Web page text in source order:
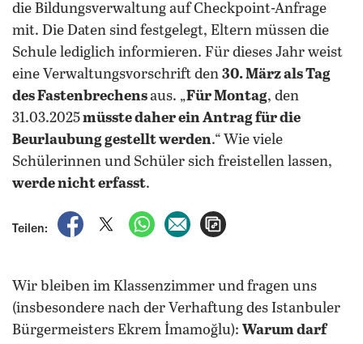
die Bildungsverwaltung auf Checkpoint-Anfrage
mit. Die Daten sind festgelegt, Eltern müssen die
Schule lediglich informieren. Für dieses Jahr weist
eine Verwaltungsvorschrift den 30. März als Tag
des Fastenbrechensaus. „Für Montag, den
31.03.2025müsste daher ein Antrag für die
Beurlaubung gestellt werden.“ Wie viele
Schülerinnen und Schüler sich freistellen lassen,
werde nicht erfasst.
Teilen:
auf Facebook teilen
auf X teilenper WhatsApp teilen
per E-Mail teilen
Wir bleiben im Klassenzimmer und fragen uns
(insbesondere nach der Verhaftung des Istanbuler
Bürgermeisters Ekrem İmamoğlu): Warum darf